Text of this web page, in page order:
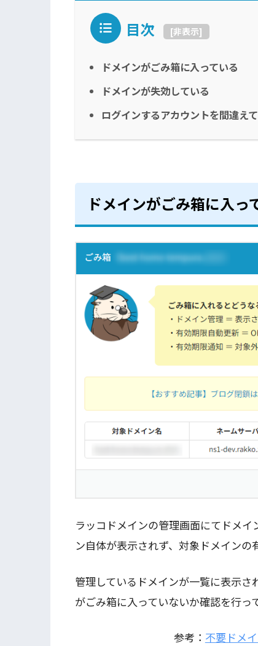
目次 [非表示]
ドメインがごみ箱に入っている
ドメインが失効している
ログインするアカウントを間違え
ドメインがごみ箱に入っ
ラッコドメインの管理画面にてドメ
ン自体が表示されず、対象ドメインの
管理しているドメインが一覧に表示
がごみ箱に入っていないか確認を行っ
参考： 不要ドメ